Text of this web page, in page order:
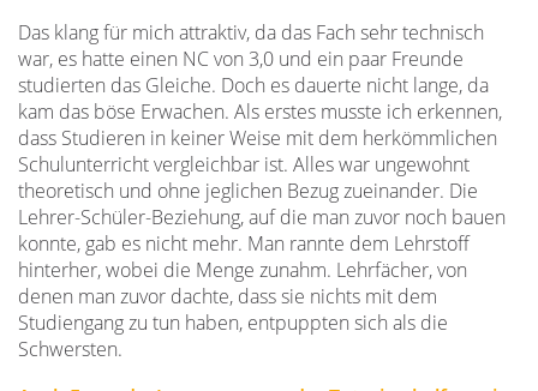
Das klang für mich attraktiv, da das Fach sehr technisch
war, es hatte einen NC von 3,0 und ein paar Freunde
studierten das Gleiche. Doch es dauerte nicht lange, da
kam das böse Erwachen. Als erstes musste ich erkennen,
dass Studieren in keiner Weise mit dem herkömmlichen
Schulunterricht vergleichbar ist. Alles war ungewohnt
theoretisch und ohne jeglichen Bezug zueinander. Die
Lehrer-Schüler-Beziehung, auf die man zuvor noch bauen
konnte, gab es nicht mehr. Man rannte dem Lehrstoff
hinterher, wobei die Menge zunahm. Lehrfächer, von
denen man zuvor dachte, dass sie nichts mit dem
Studiengang zu tun haben, entpuppten sich als die
Schwersten.